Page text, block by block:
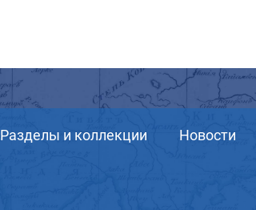
Разделы и коллекции Новости